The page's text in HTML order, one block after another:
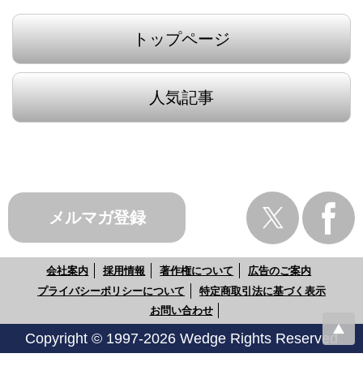
トップページ
人気記事
メルマガ登録
会社案内 採用情報 著作権について
広告のご案内
プライバシーポリシーについて
特定商取引法に基づく表示
お問い合わせ
Copyright © 1997-2026 Wedge Rights Reserved